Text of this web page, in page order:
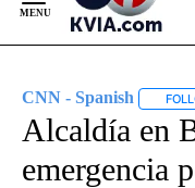
Content
CNN - Spanish
Alcaldía en
emergencia